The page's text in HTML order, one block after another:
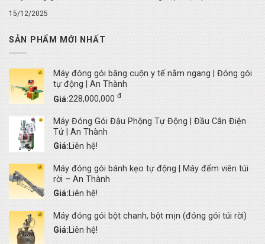
15/12/2025
SẢN PHẨM MỚI NHẤT
Máy đóng gói băng cuộn y tế nằm ngang | Đóng gói
tự động | An Thành
Giá:228,000,000 đ
Máy Đóng Gói Đậu Phộng Tự Động | Đầu Cân Điện
Tử | An Thành
Giá:Liên hệ!
Máy đóng gói bánh kẹo tự động | Máy đếm viên túi
rời – An Thành
Giá:Liên hệ!
Máy đóng gói bột chanh, bột mịn (đóng gói túi rời)
Giá:Liên hệ!